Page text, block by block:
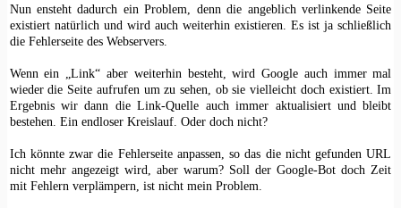
Nun ensteht dadurch ein Problem, denn die angeblich verlinkende Seite
existiert natürlich und wird auch weiterhin existieren. Es ist ja schließlich
die Fehlerseite des Webservers.
Wenn ein „Link“ aber weiterhin besteht, wird Google auch immer mal
wieder die Seite aufrufen um zu sehen, ob sie vielleicht doch existiert. Im
Ergebnis wir dann die Link-Quelle auch immer aktualisiert und bleibt
bestehen. Ein endloser Kreislauf. Oder doch nicht?
Ich könnte zwar die Fehlerseite anpassen, so das die nicht gefunden URL
nicht mehr angezeigt wird, aber warum? Soll der Google-Bot doch Zeit
mit Fehlern verplämpern, ist nicht mein Problem.